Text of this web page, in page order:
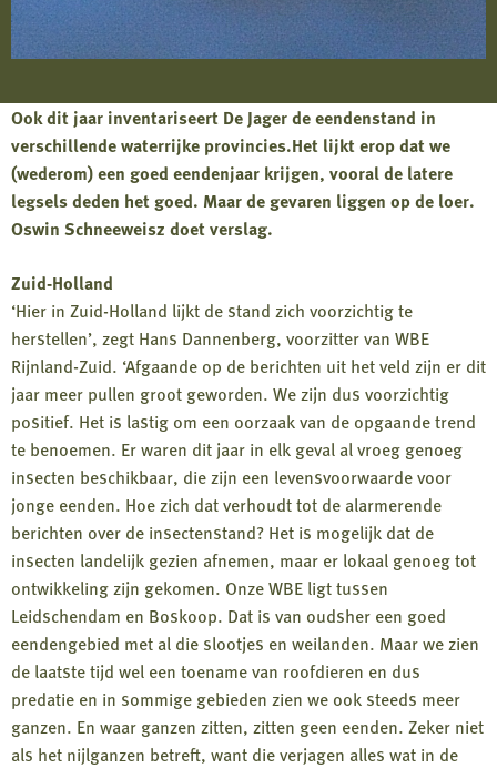
Ook dit jaar inventariseert De Jager de eendenstand in
verschillende waterrijke provincies.Het lijkt erop dat we
(wederom) een goed eendenjaar krijgen, vooral de latere
legsels deden het goed. Maar de gevaren liggen op de loer.
Oswin Schneeweisz doet verslag.
Zuid-Holland
‘Hier in Zuid-Holland lijkt de stand zich voorzichtig te
herstellen’, zegt Hans Dannenberg, voorzitter van WBE
Rijnland-Zuid. ‘Afgaande op de berichten uit het veld zijn er dit
jaar meer pullen groot geworden. We zijn dus voorzichtig
positief. Het is lastig om een oorzaak van de opgaande trend
te benoemen. Er waren dit jaar in elk geval al vroeg genoeg
insecten beschikbaar, die zijn een levensvoorwaarde voor
jonge eenden. Hoe zich dat verhoudt tot de alarmerende
berichten over de insectenstand? Het is mogelijk dat de
insecten landelijk gezien afnemen, maar er lokaal genoeg tot
ontwikkeling zijn gekomen. Onze WBE ligt tussen
Leidschendam en Boskoop. Dat is van oudsher een goed
eendengebied met al die slootjes en weilanden. Maar we zien
de laatste tijd wel een toename van roofdieren en dus
predatie en in sommige gebieden zien we ook steeds meer
ganzen. En waar ganzen zitten, zitten geen eenden. Zeker niet
als het nijlganzen betreft, want die verjagen alles wat in de